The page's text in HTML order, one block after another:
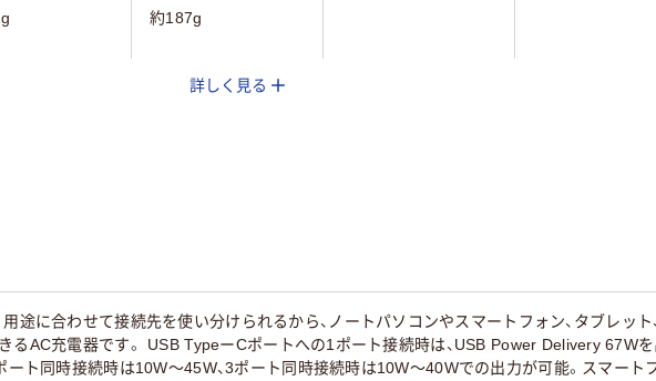
約187g
詳しく見る
途に合わせて接続先を使い分けられるから、ノートパソコンやスマートフォン、タブレッ
るAC充電器です。 USB TypeーCポートへの1ポート接続時は、USB Power Delivery 67W
ート同時接続時は10W～45W、3ポート同時接続時は10W～40Wでの出力が可能。スマート